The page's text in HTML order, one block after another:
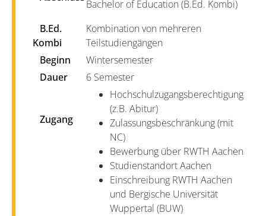
Bachelor of Education (B.Ed. Kombi)
B.Ed.
Kombi
Kombination von mehreren
Teilstudiengängen
Beginn
Wintersemester
Dauer
6 Semester
Zugang
Hochschulzugangsberechtigung
(z.B. Abitur)
Zulassungsbeschränkung (mit
NC)
Bewerbung über RWTH Aachen
Studienstandort Aachen
Einschreibung RWTH Aachen
und Bergische Universität
Wuppertal (BUW)